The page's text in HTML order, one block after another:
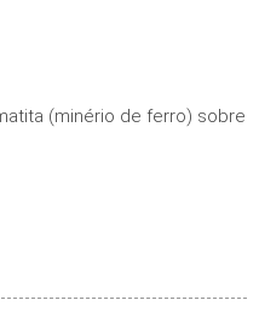
(minério de ferro) sobre